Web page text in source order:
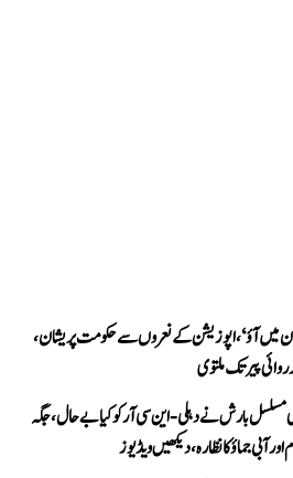
میں آؤ‘، اپوزیشن کے نعروں سے حکومت پریشان،
پیر تک ملتوی
مسلسل بارش نے دہلی-این سی آر کو کیا بے حال، جگہ
آبی جماؤ کا نظارہ، دیکھیں ویڈیوز